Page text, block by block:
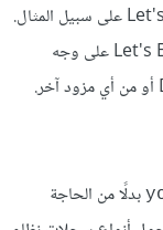
وضبط إعداداتها على خوادمك، عند استخدامك لخدمة Let's Encrypt على سبيل المثال.
وسنراجع في هذا المقال بعض الأخطاء الشائعة التي قد تواجهها عند التعامل مع بروتوكولي DNS و HTTPS عند التعامل مع خدمة Let's Encrypt على وجه
بدلًا من الحاجة